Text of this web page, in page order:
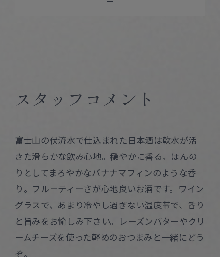
スタッフコメント
富士山の伏流水で仕込まれた日本酒は軟水が活
きた滑らかな飲み心地。穏やかに香る、ほんの
りとしてまろやかなバナナマフィンのような香
り。フルーティーさが心地良いお酒です。ワイン
グラスで、あまり冷やし過ぎない温度帯で、香り
と旨みをお愉しみ下さい。レーズンバターやクリ
ームチーズを使った軽めのおつまみと一緒にどう
ぞ。